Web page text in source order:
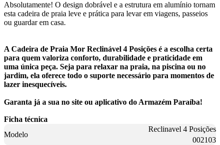
Absolutamente! O design dobrável e a estrutura em alumínio tornam
esta cadeira de praia leve e prática para levar em viagens, passeios
ou guardar em casa.
A Cadeira de Praia Mor Reclinável 4 Posições é a escolha certa
para quem valoriza conforto, durabilidade e praticidade em
uma única peça. Seja para relaxar na praia, na piscina ou no
jardim, ela oferece todo o suporte necessário para momentos de
lazer inesquecíveis.
Garanta já a sua no site ou aplicativo do Armazém Paraíba!
Ficha técnica
Modelo
Reclinavel 4 Posições
002103